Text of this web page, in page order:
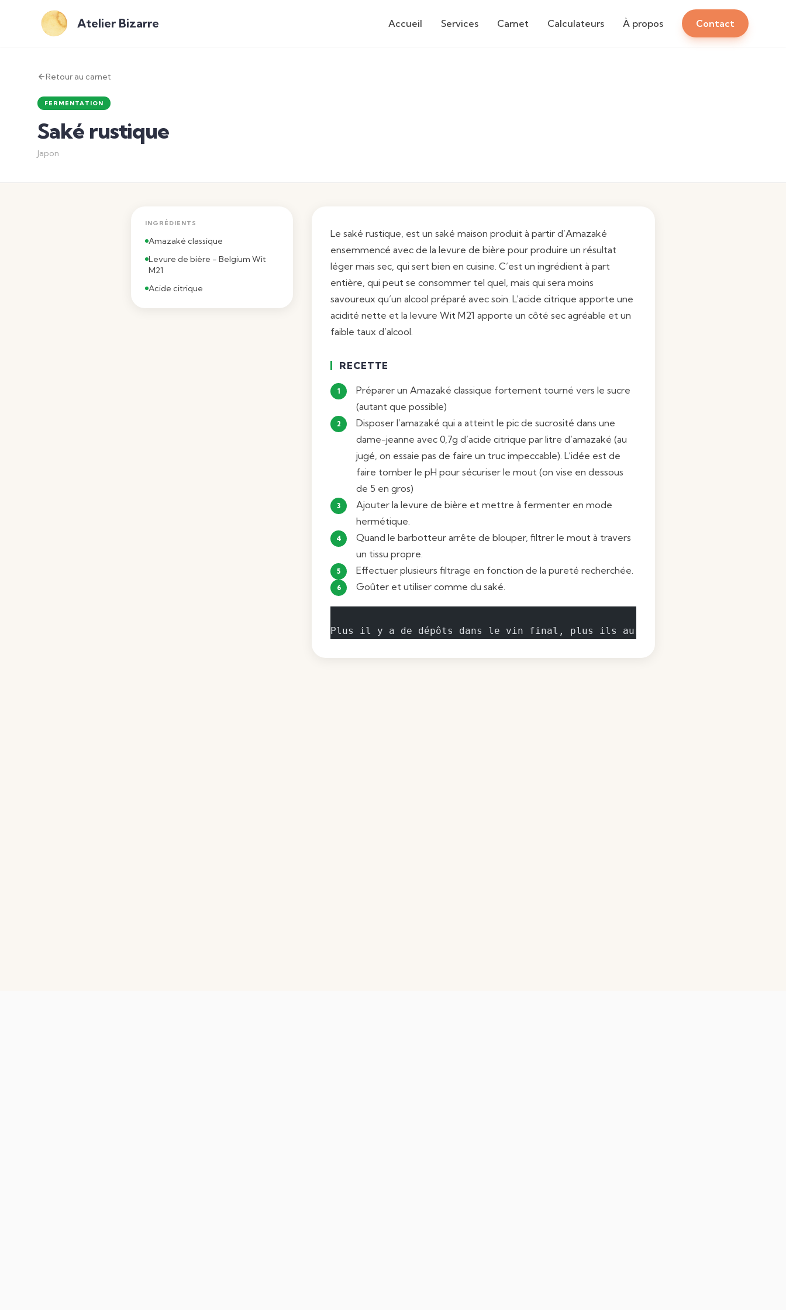
Atelier Bizarre Accueil Services Carnet Calculateurs À propos Contact
Retour au carnet
FERMENTATION
Saké rustique
Japon
INGRÉDIENTS
Amazaké classique
Levure de bière - Belgium Wit
M21
Acide citrique
Le saké rustique, est un saké maison produit à partir d’Amazaké
ensemmencé avec de la levure de bière pour produire un résultat
léger mais sec, qui sert bien en cuisine. C’est un ingrédient à part
entière, qui peut se consommer tel quel, mais qui sera moins
savoureux qu’un alcool préparé avec soin. L’acide citrique apporte une
acidité nette et la levure Wit M21 apporte un côté sec agréable et un
faible taux d’alcool.
RECETTE
Préparer unAmazaké classique fortement tourné vers le sucre
(autant que possible)
Disposer l’amazaké qui a atteint le pic de sucrosité dans une
dame-jeanne avec 0,7g d’acide citrique par litre d’amazaké (au
jugé, on essaie pas de faire un truc impeccable). L’idée est de
faire tomber le pH pour sécuriser le mout (on vise en dessous
de 5 en gros)
Ajouter la levure de bière et mettre à fermenter en mode
hermétique.
Quand le barbotteur arrête de blouper, filtrer le mout à travers
un tissu propre.
Effectuer plusieurs filtrage en fonction de la pureté recherchée.
Goûter et utiliser comme du saké.
Plus il y a de dépôts dans le vin final, plus ils auront tendance à noircir